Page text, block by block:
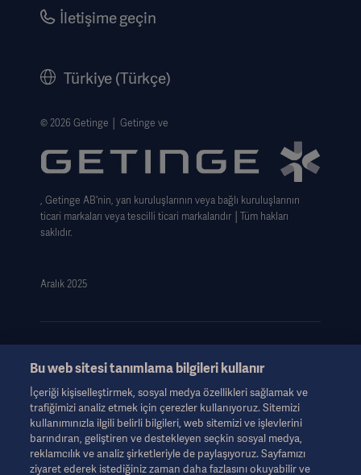
Careers
Web Si̇tesi̇ Gizlilik Politikası
Website use disclaimer
Cookie Notice
Data Subject Request Form
İletişime geçin
Türkiye (Türkçe)
© 2026 Getinge │ Getinge ve
, Getinge AB'nin, yan kuruluşlarının veya bağlı kuruluşlarının
ticari markaları veya tescilli ticari markalarıdır │Tüm hakları
saklıdır.
Aralık 2025
Bu bilgiler yalnızca sağlık uzmanlarına veya diğer profesyonel
izleyicilere yöneliktir ve yalnızca bilgilendirme amaçlıdır, kapsamlı
değildir ve bu nedenle Kullanım Talimatları, servis kılavuzu veya
tıbbi tavsiye yerine geçmemelidir. Getinge, bu materyale dayalı
olarak herhangi bir tarafın herhangi bir eylemi veya ihmali için
hiçbir sorumluluk veya yükümlülük kabul etmeyecektir ve
Bu web sitesi tanımlama bilgileri kullanır
İçeriği kişiselleştirmek, sosyal medya özellikleri sağlamak ve
trafiğimizi analiz etmek için çerezler kullanıyoruz. Sitemizi
kullanımınızla ilgili belirli bilgileri, web sitemizi ve işlevlerini
barındıran, geliştiren ve destekleyen seçkin sosyal medya,
reklamcılık ve analiz şirketleriyle de paylaşıyoruz. Sayfamızı
ziyaret ederek istediğiniz zaman daha fazlasını okuyabilir ve